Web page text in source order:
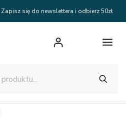
Zapisz się do newslettera i odbierz 50zł